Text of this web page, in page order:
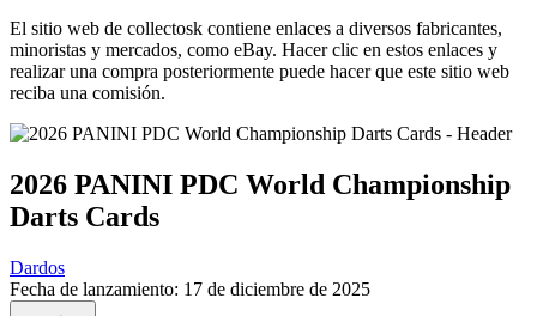
El sitio web de collectosk contiene enlaces a diversos fabricantes,
minoristas y mercados, como eBay. Hacer clic en estos enlaces y
realizar una compra posteriormente puede hacer que este sitio web
reciba una comisión.
2026 PANINI PDC World Championship
Darts Cards
Dardos
Fecha de lanzamiento: 17 de diciembre de 2025